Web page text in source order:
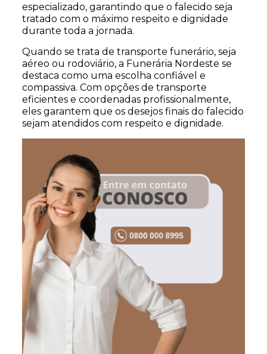
especializado, garantindo que o falecido seja
tratado com o máximo respeito e dignidade
durante toda a jornada.
Quando se trata de transporte funerário, seja
aéreo ou rodoviário, a Funerária Nordeste se
destaca como uma escolha confiável e
compassiva. Com opções de transporte
eficientes e coordenadas profissionalmente,
eles garantem que os desejos finais do falecido
sejam atendidos com respeito e dignidade.